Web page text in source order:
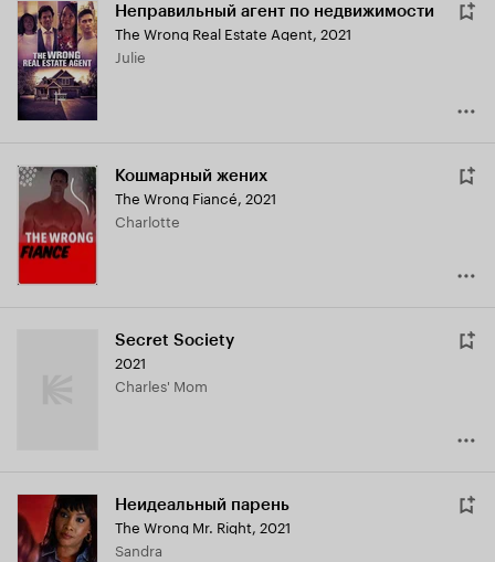
Неправильный агент по недвижимости
The Wrong Real Estate Agent, 2021
Julie
Кошмарный жених
The Wrong Fiancé, 2021
Charlotte
Secret Society
2021
Charles' Mom
Неидеальный парень
The Wrong Mr. Right, 2021
Sandra